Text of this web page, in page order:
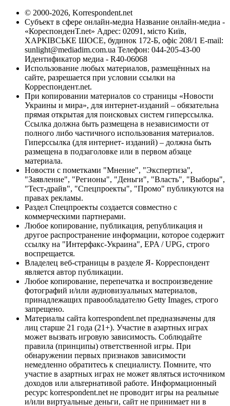
© 2000-2026, Korrespondent.net
Субъект в сфере онлайн-медиа Название онлайн-медиа -
«КореспонденТ.net» Адрес: 02091, місто Київ,
ХАРКІВСЬКЕ ШОСЕ, будинок 172-Б, офіс 208/1 E-mail:
sunlight@mediadim.com.ua Телефон: 044-205-43-00
Идентификатор медиа - R40-06068
Использование любых материалов, размещённых на
сайте, разрешается при условии ссылки на
Корреспондент.net.
При копировании материалов со страницы «Новости
Украины и мира», для интернет-изданий – обязательна
прямая открытая для поисковых систем гиперссылка.
Ссылка должна быть размещена в независимости от
полного либо частичного использования материалов.
Гиперссылка (для интернет- изданий) – должна быть
размещена в подзаголовке или в первом абзаце
материала.
Новости с пометками "Мнение", "Экспертиза",
"Заявление", "Регионы", "Деньги", "Власть", "Выборы",
"Тест-драйв", "Спецпроекты", "Промо" публикуются на
правах рекламы.
Раздел Спецпроекты создается совместно с
коммерческими партнерами.
Любое копирование, публикация, републикация и
другое распространение информации, которое содержит
ссылку на "Интерфакс-Украина", EPA / UPG, строго
воспрещается.
Владелец веб-страницы в разделе Я- Корреспондент
является автор публикации.
Любое копирование, перепечатка и воспроизведение
фотографий и/или аудиовизуальных материалов,
принадлежащих правообладателю Getty Images, строго
запрещено.
Материалы сайта korrespondent.net предназначены для
лиц старше 21 года (21+). Участие в азартных играх
может вызвать игровую зависимость. Соблюдайте
правила (принципы) ответственной игры. При
обнаружении первых признаков зависимости
немедленно обратитесь к специалисту. Помните, что
участие в азартных играх не может являться источником
доходов или альтернативой работе. Информационный
ресурс korrespondent.net не проводит игры на реальные
и/или виртуальные деньги, сайт не принимает ни в